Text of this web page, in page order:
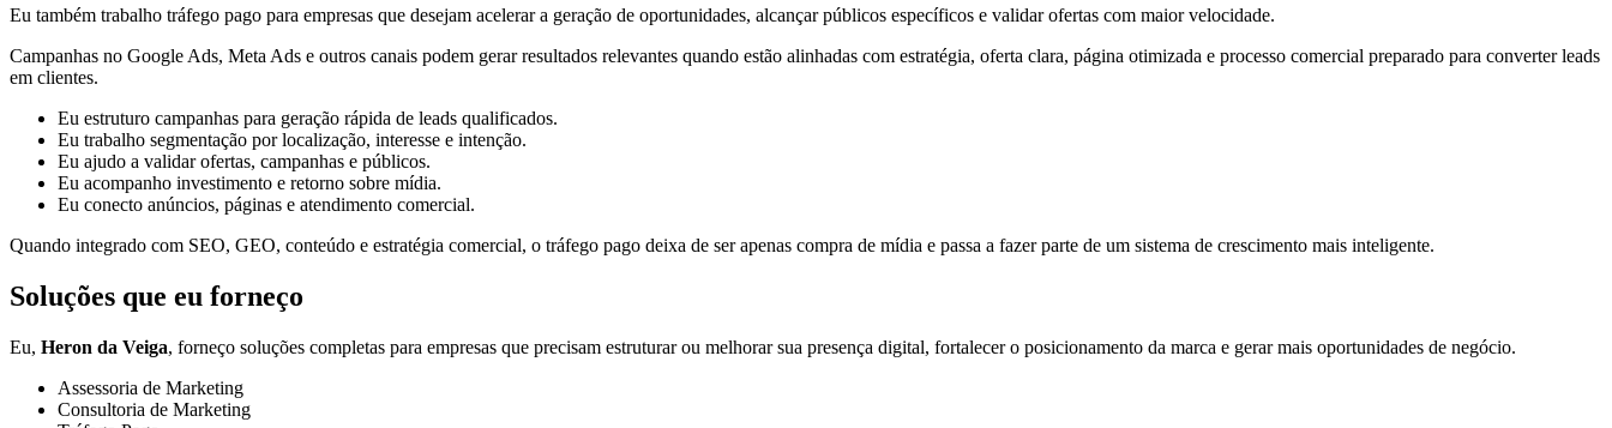
Eu também trabalho tráfego pago para empresas que desejam acelerar a geração de oportunidades, alcançar públicos específicos e validar ofertas com maior velocidade.
Campanhas no Google Ads, Meta Ads e outros canais podem gerar resultados relevantes quando estão alinhadas com estratégia, oferta clara, página otimizada e processo comercial preparado para converter leads
em clientes.
Eu estruturo campanhas para geração rápida de leads qualificados.
Eu trabalho segmentação por localização, interesse e intenção.
Eu ajudo a validar ofertas, campanhas e públicos.
Eu acompanho investimento e retorno sobre mídia.
Eu conecto anúncios, páginas e atendimento comercial.
Quando integrado com SEO, GEO, conteúdo e estratégia comercial, o tráfego pago deixa de ser apenas compra de mídia e passa a fazer parte de um sistema de crescimento mais inteligente.
Soluções que eu forneço
Eu, Heron da Veiga, forneço soluções completas para empresas que precisam estruturar ou melhorar sua presença digital, fortalecer o posicionamento da marca e gerar mais oportunidades de negócio.
Assessoria de Marketing
Consultoria de Marketing